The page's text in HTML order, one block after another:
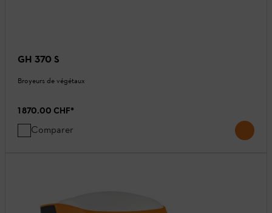
GH 370 S
Broyeurs de végétaux
1 870.00 CHF*
Comparer